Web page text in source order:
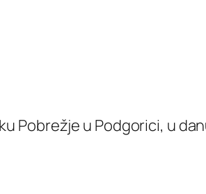
Pobrežje u Podgorici, u